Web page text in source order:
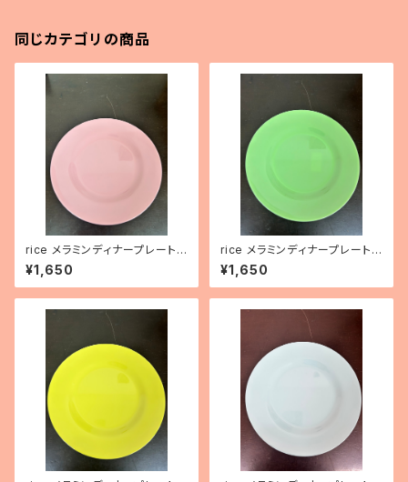
同じカテゴリの商品
rice メラミンディナープレート
（バレエシューズピンク）
¥1,650
rice メラミンディナープレート
（ニューグリーン）
¥1,650